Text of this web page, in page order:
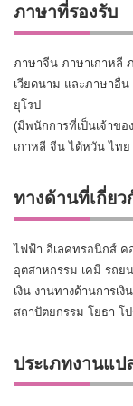
ภาษาที่รองรับ
ภาษาจีน ภาษาเกาหลี
เวียดนาม และภาษาอื่น
ยุโรป
(มีพนักการที่เป็นเจ้าข
เกาหลี จีน ไต้หวัน ไท
ทางด้านที่เกี่ยว
ไฟฟ้า อิเลคทรอนิกส์ ค
อุตสาหกรรม เคมี รถย
เงิน งานทางด้านการเ
สถาปัตยกรรม โยธา โ
ประเภทงานแป